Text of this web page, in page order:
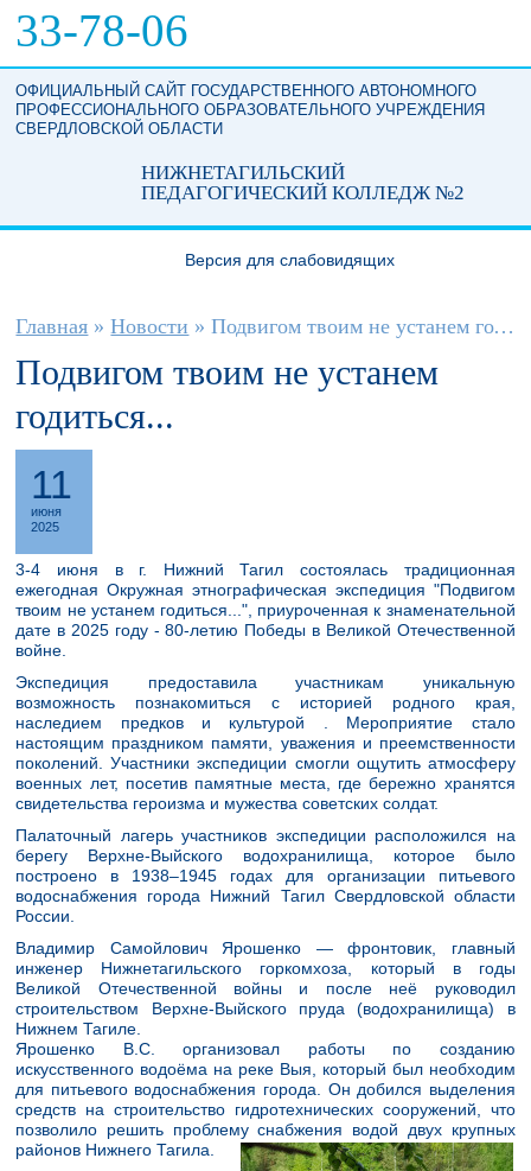
33-78-06
ОФИЦИАЛЬНЫЙ САЙТ ГОСУДАРСТВЕННОГО АВТОНОМНОГО
ПРОФЕССИОНАЛЬНОГО ОБРАЗОВАТЕЛЬНОГО УЧРЕЖДЕНИЯ
СВЕРДЛОВСКОЙ ОБЛАСТИ
НИЖНЕТАГИЛЬСКИЙ
ПЕДАГОГИЧЕСКИЙ КОЛЛЕДЖ №2
Версия для слабовидящих
Вы здесь
Главная » Новости » Подвигом твоим не устанем годиться...
Подвигом твоим не устанем
годиться...
11
июня
2025
3-4 июня в г. Нижний Тагил состоялась традиционная
ежегодная Окружная этнографическая экспедиция "Подвигом
твоим не устанем годиться...", приуроченная к знаменательной
дате в 2025 году - 80-летию Победы в Великой Отечественной
войне.
Экспедиция предоставила участникам уникальную
возможность познакомиться с историей родного края,
наследием предков и культурой . Мероприятие стало
настоящим праздником памяти, уважения и преемственности
поколений. Участники экспедиции смогли ощутить атмосферу
военных лет, посетив памятные места, где бережно хранятся
свидетельства героизма и мужества советских солдат.
Палаточный лагерь участников экспедиции расположился на
берегу Верхне-Выйского водохранилища, которое было
построено в 1938–1945 годах для организации питьевого
водоснабжения города Нижний Тагил Свердловской области
России.
Владимир Самойлович Ярошенко — фронтовик, главный
инженер Нижнетагильского горкомхоза, который в годы
Великой Отечественной войны и после неё руководил
строительством Верхне-Выйского пруда (водохранилища) в
Нижнем Тагиле.
Ярошенко В.С. организовал работы по созданию
искусственного водоёма на реке Выя, который был необходим
для питьевого водоснабжения города. Он добился выделения
средств на строительство гидротехнических сооружений, что
позволило решить проблему снабжения водой двух крупных
районов Нижнего Тагила.